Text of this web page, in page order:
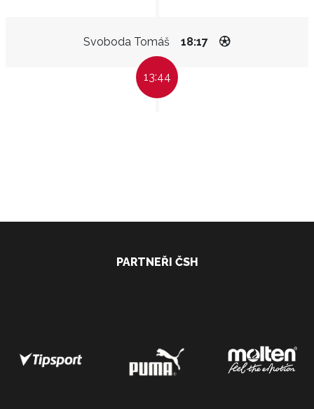
Svoboda Tomáš 18:17
13:44
PARTNEŘI ČSH